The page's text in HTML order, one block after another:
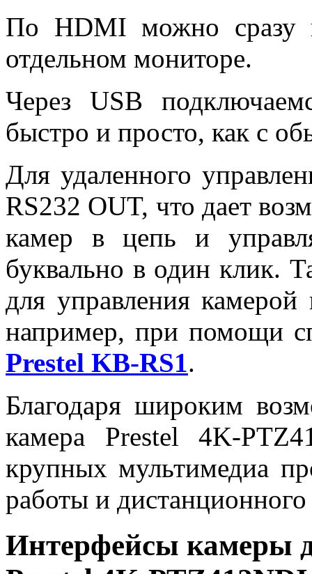
По HDMI можно сразу
отдельном мониторе.
Через USB
быстро и просто, как с
Для удаленного
RS232 OUT, что дает
камер в цепь и
буквально в один клик.
для управления
например, при помощи
Prestel KB-RS1 .
Благодаря широким
камера Prestel 4K-
крупных мультимедиа
работы и дистанционного
Интерфейсы камеры